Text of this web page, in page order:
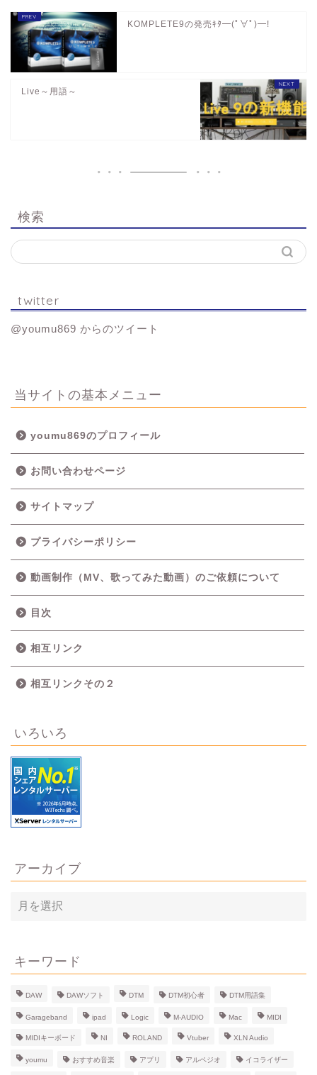
KOMPLETE9の発売ｷﾀ━(ﾟ∀ﾟ)━!
Live～用語～
検索
twitter
@youmu869 からのツイート
当サイトの基本メニュー
youmu869のプロフィール
お問い合わせページ
サイトマップ
プライバシーポリシー
動画制作（MV、歌ってみた動画）のご依頼について
目次
相互リンク
相互リンクその２
いろいろ
アーカイブ
ア
ー
ブ
キーワード
DAW DAWソフト DTM DTM初心者 DTM用語集
Garageband ipad Logic M-AUDIO Mac MIDI
MIDIキーボード NI ROLAND Vtuber XLN Audio
youmu おすすめ音楽 アプリ アルペジオ イコライザー